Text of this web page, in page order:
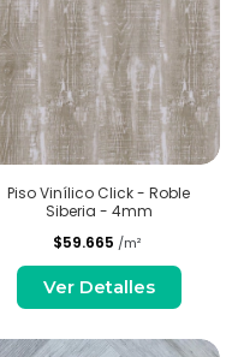
Piso Vinílico Click - Roble
Siberia - 4mm
$59.665 /m²
Ver Detalles